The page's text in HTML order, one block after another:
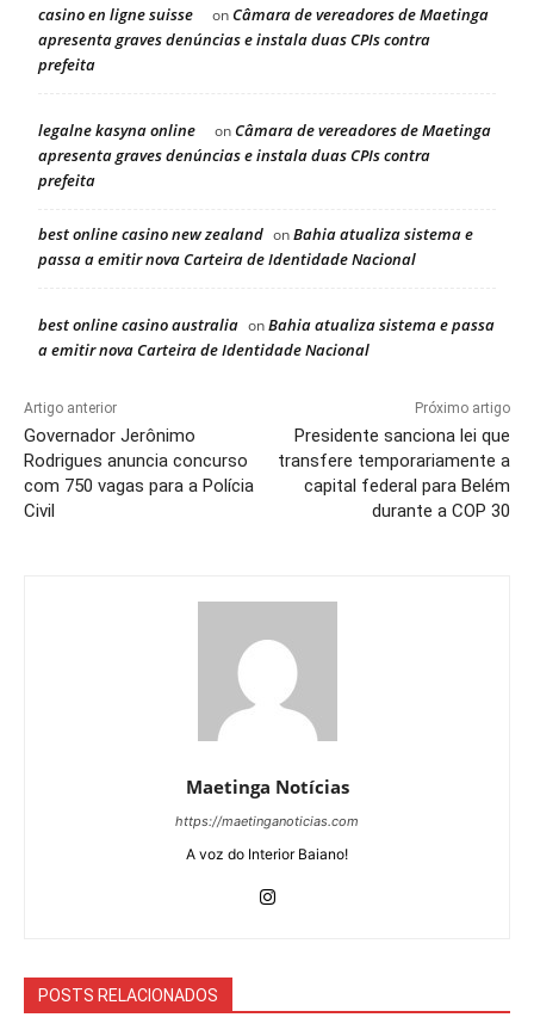
casino en ligne suisse onCâmara de vereadores de Maetinga
apresenta graves denúncias e instala duas CPIs contra
prefeita
legalne kasyna online onCâmara de vereadores de Maetinga
apresenta graves denúncias e instala duas CPIs contra
prefeita
best online casino new zealand onBahia atualiza sistema e
passa a emitir nova Carteira de Identidade Nacional
best online casino australia onBahia atualiza sistema e passa
a emitir nova Carteira de Identidade Nacional
Artigo anterior
Governador Jerônimo
Rodrigues anuncia concurso
com 750 vagas para a Polícia
Civil
Próximo artigo
Presidente sanciona lei que
transfere temporariamente a
capital federal para Belém
durante a COP 30
Maetinga Notícias
https://maetinganoticias.com
A voz do Interior Baiano!
POSTS RELACIONADOS